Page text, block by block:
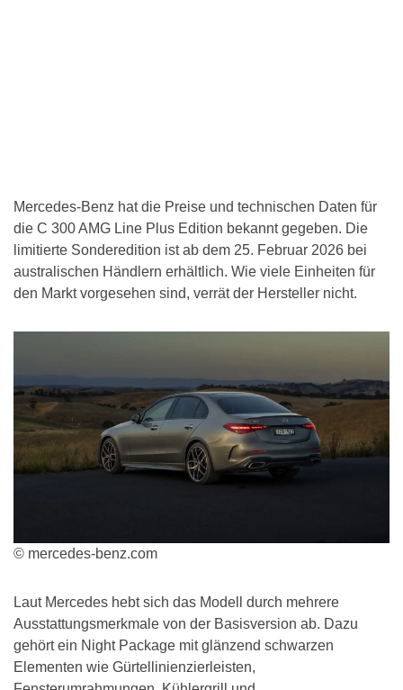
Mercedes-Benz hat die Preise und technischen Daten für
die C 300 AMG Line Plus Edition bekannt gegeben. Die
limitierte Sonderedition ist ab dem 25. Februar 2026 bei
australischen Händlern erhältlich. Wie viele Einheiten für
den Markt vorgesehen sind, verrät der Hersteller nicht.
© mercedes-benz.com
Laut Mercedes hebt sich das Modell durch mehrere
Ausstattungsmerkmale von der Basisversion ab. Dazu
gehört ein Night Package mit glänzend schwarzen
Elementen wie Gürtellinienzierleisten,